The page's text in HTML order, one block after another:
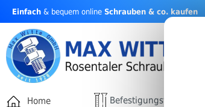
springen
Einfach & bequem online Schrauben & co. kaufen
Home Befestigungstechnik